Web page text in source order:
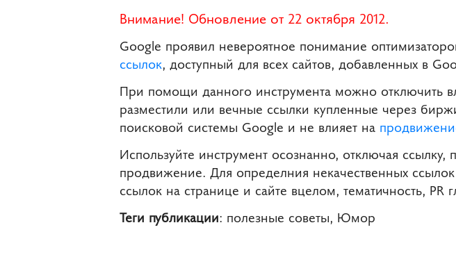
Внимание! Обновление от 22 октября 2012.
Google проявил невероятное понимание
ссылок, доступный для всех сайтов, добавленных в
При помощи данного инструмента можно отключить
разместили или вечные ссылки купленные через
поисковой системы Google и не влияет на
Используйте инструмент осознанно, отключая
продвижение. Для определния некачественных
ссылок на странице и сайте вцелом, тематичность, PR
Теги публикации: полезные советы, Юмор